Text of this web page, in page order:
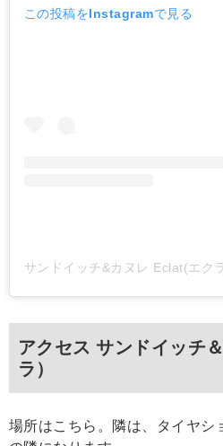
この投稿をInstagramで見る
アクセス サンドイッチ
ラ）
場所はこちら。隣は、タイヤシ